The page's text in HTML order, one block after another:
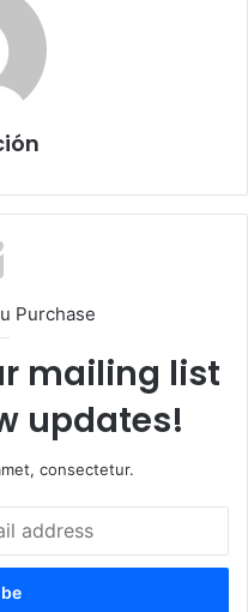
Purchase
mailing list
updates!
consectetur.